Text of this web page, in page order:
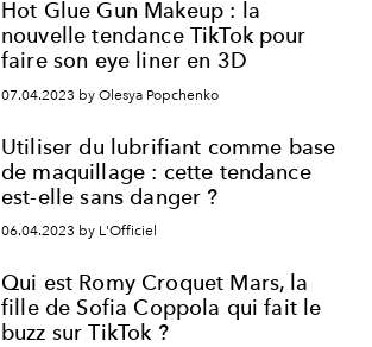
Hot Glue Gun Makeup : la
nouvelle tendance TikTok pour
faire son eye liner en 3D
07.04.2023 by Olesya Popchenko
Utiliser du lubrifiant comme base
de maquillage : cette tendance
est-elle sans danger ?
06.04.2023 by L'Officiel
Qui est Romy Croquet Mars, la
fille de Sofia Coppola qui fait le
buzz sur TikTok ?